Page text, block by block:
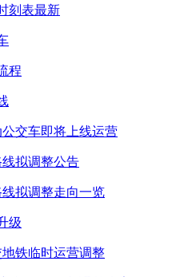
刻表最新
程
交车即将上线运营
线拟调整公告
拟调整走向一览
级
铁临时运营调整